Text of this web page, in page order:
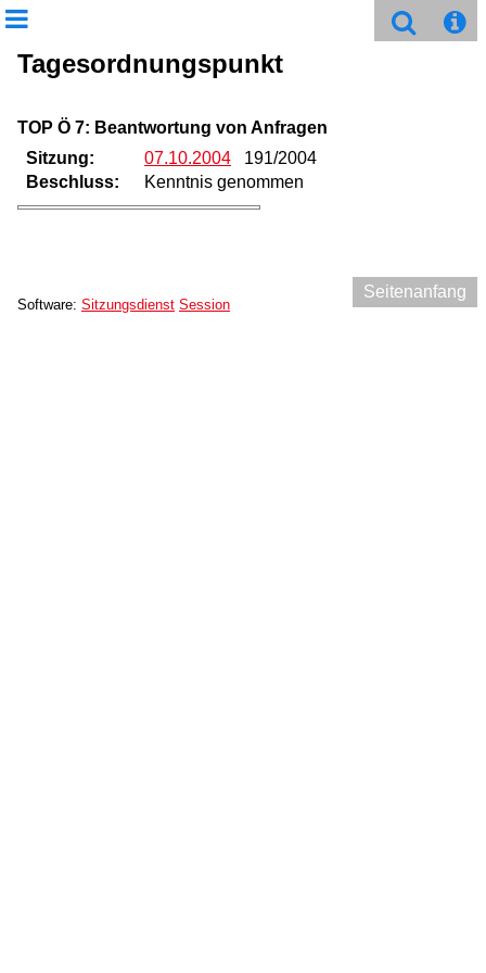
Tagesordnungspunkt
TOP Ö 7: Beantwortung von Anfragen
Sitzung:
07.10.2004 191/2004
Beschluss:
Kenntnis genommen
Seitenanfang
Software: Sitzungsdienst Session